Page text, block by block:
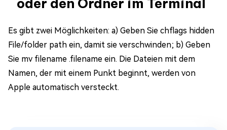
Es gibt zwei Möglichkeiten: a) Geben Sie chflags hidden
File/folder path ein, damit sie verschwinden; b) Geben
Sie mv filename .filename ein. Die Dateien mit dem
Namen, der mit einem Punkt beginnt, werden von
Apple automatisch versteckt.